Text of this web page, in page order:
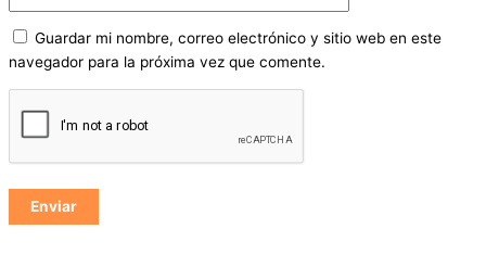
Guardar mi nombre, correo electrónico y sitio web en este
navegador para la próxima vez que comente.